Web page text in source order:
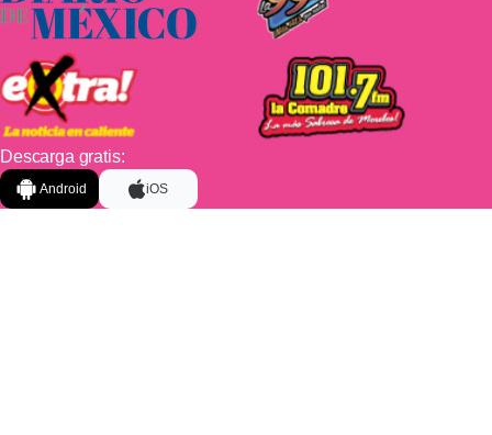
Descarga gratis:
Android iOS